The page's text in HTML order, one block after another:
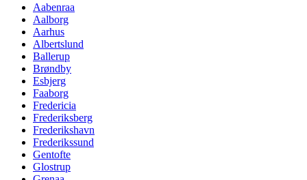
Aabenraa
Aalborg
Aarhus
Albertslund
Ballerup
Brøndby
Esbjerg
Faaborg
Fredericia
Frederiksberg
Frederikshavn
Frederikssund
Gentofte
Glostrup